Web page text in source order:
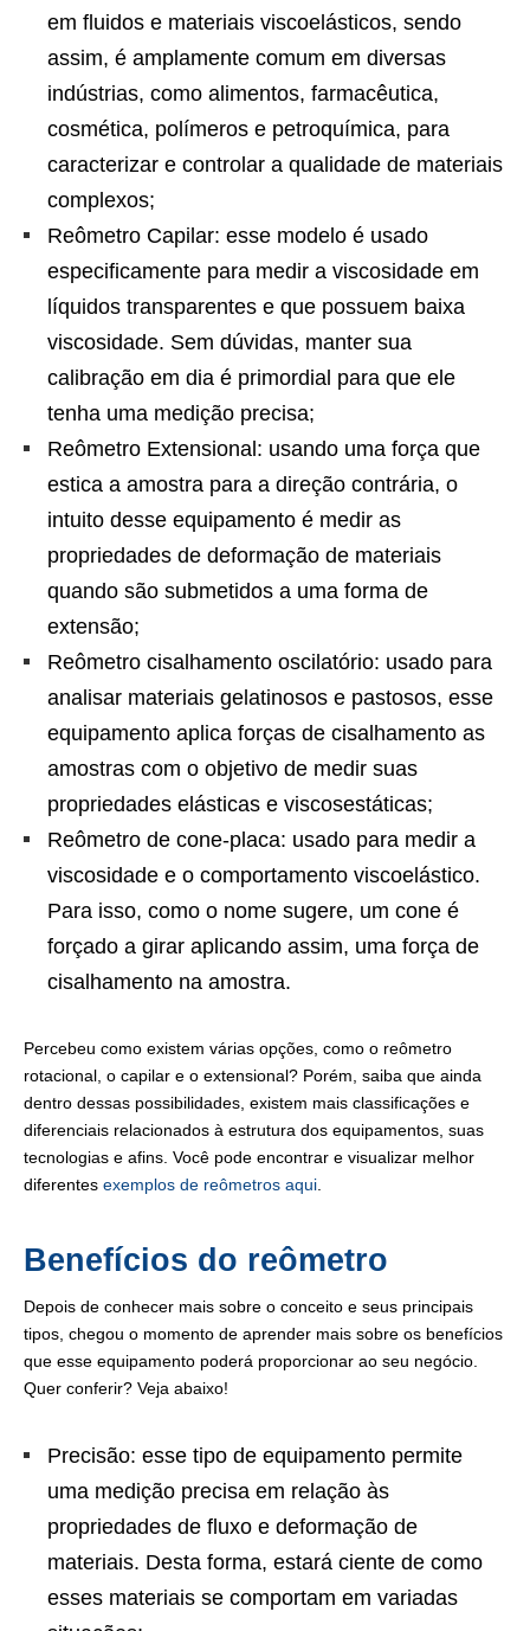
em fluidos e materiais viscoelásticos, sendo
assim, é amplamente comum em diversas
indústrias, como alimentos, farmacêutica,
cosmética, polímeros e petroquímica, para
caracterizar e controlar a qualidade de materiais
complexos;
Reômetro Capilar: esse modelo é usado
especificamente para medir a viscosidade em
líquidos transparentes e que possuem baixa
viscosidade. Sem dúvidas, manter sua
calibração em dia é primordial para que ele
tenha uma medição precisa;
Reômetro Extensional: usando uma força que
estica a amostra para a direção contrária, o
intuito desse equipamento é medir as
propriedades de deformação de materiais
quando são submetidos a uma forma de
extensão;
Reômetro cisalhamento oscilatório: usado para
analisar materiais gelatinosos e pastosos, esse
equipamento aplica forças de cisalhamento as
amostras com o objetivo de medir suas
propriedades elásticas e viscosestáticas;
Reômetro de cone-placa: usado para medir a
viscosidade e o comportamento viscoelástico.
Para isso, como o nome sugere, um cone é
forçado a girar aplicando assim, uma força de
cisalhamento na amostra.
Percebeu como existem várias opções, como o reômetro
rotacional, o capilar e o extensional? Porém, saiba que ainda
dentro dessas possibilidades, existem mais classificações e
diferenciais relacionados à estrutura dos equipamentos, suas
tecnologias e afins. Você pode encontrar e visualizar melhor
diferentes exemplos de reômetros aqui
Benefícios do reômetro
Depois de conhecer mais sobre o conceito e seus principais
tipos, chegou o momento de aprender mais sobre os benefícios
que esse equipamento poderá proporcionar ao seu negócio.
Quer conferir? Veja abaixo!
Precisão: esse tipo de equipamento permite
uma medição precisa em relação às
propriedades de fluxo e deformação de
materiais. Desta forma, estará ciente de como
esses materiais se comportam em variadas